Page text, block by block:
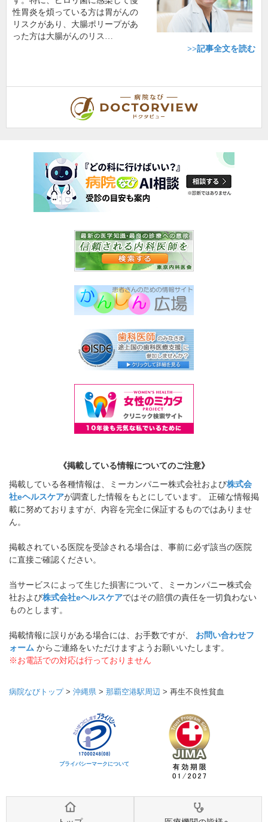
性胃炎を煩っている方は胃がんの
リスクがあり、大腸ポリープがあ
った方は大腸がんのリス…
>>記事全文を読む
《掲載している情報についてのご注意》
掲載している各種情報は、ミーカンパニー株式会社および株式会
社eヘルスケアが調査した情報をもとにしています。 正確な情報掲
載に努めておりますが、内容を完全に保証するものではありませ
ん。
掲載されている医院を受診される場合は、事前に必ず該当の医院
に直接ご確認ください。
当サービスによって生じた損害について、ミーカンパニー株式会
社および株式会社eヘルスケアではその賠償の責任を一切負わない
ものとします。
掲載情報に誤りがある場合には、お手数ですが、 お問い合わせフ
ォーム からご連絡をいただけますようお願いいたします。
※お電話での対応は行っておりません
病院なびトップ> 沖縄県 > 那覇空港駅周辺 > 再生不良性貧血
プライバシーマークについて